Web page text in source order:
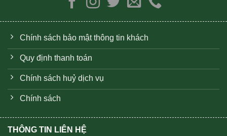
Chính sách bảo mật thông tin khách
Quy định thanh toán
Chính sách huỷ dịch vụ
Chính sách
THÔNG TIN LIÊN HỆ